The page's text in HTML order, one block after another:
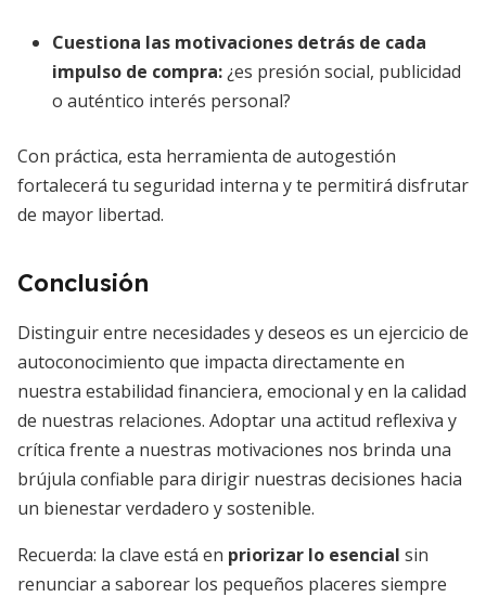
Cuestiona las motivaciones detrás de cada
impulso de compra:¿es presión social, publicidad
o auténtico interés personal?
Con práctica, esta herramienta de autogestión
fortalecerá tu seguridad interna y te permitirá disfrutar
de mayor libertad.
Conclusión
Distinguir entre necesidades y deseos es un ejercicio de
autoconocimiento que impacta directamente en
nuestra estabilidad financiera, emocional y en la calidad
de nuestras relaciones. Adoptar una actitud reflexiva y
crítica frente a nuestras motivaciones nos brinda una
brújula confiable para dirigir nuestras decisiones hacia
un bienestar verdadero y sostenible.
Recuerda: la clave está en priorizar lo esencial sin
renunciar a saborear los pequeños placeres siempre